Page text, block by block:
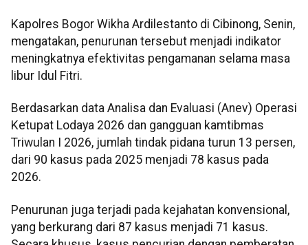
Kapolres Bogor Wikha Ardilestanto di Cibinong, Senin,
mengatakan, penurunan tersebut menjadi indikator
meningkatnya efektivitas pengamanan selama masa
libur Idul Fitri.
Berdasarkan data Analisa dan Evaluasi (Anev) Operasi
Ketupat Lodaya 2026 dan gangguan kamtibmas
Triwulan I 2026, jumlah tindak pidana turun 13 persen,
dari 90 kasus pada 2025 menjadi 78 kasus pada
2026.
Penurunan juga terjadi pada kejahatan konvensional,
yang berkurang dari 87 kasus menjadi 71 kasus.